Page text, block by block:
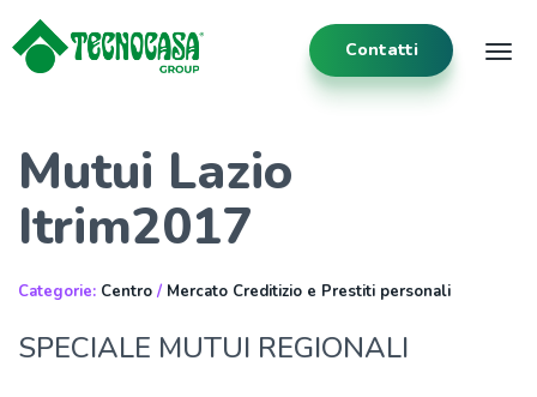
Contatti
Mutui Lazio
Itrim2017
Categorie: Centro / Mercato Creditizio e Prestiti personali
SPECIALE MUTUI REGIONALI